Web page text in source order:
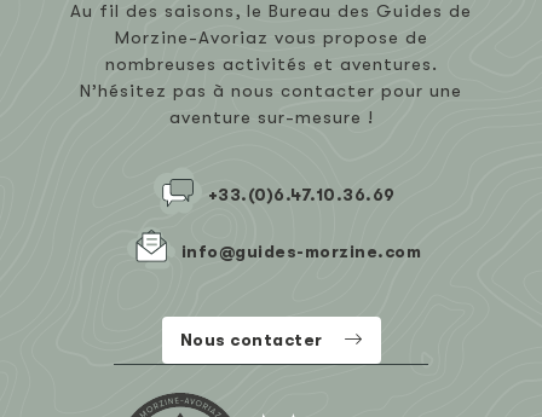
Au fil des saisons, le Bureau des Guides de
Morzine-Avoriaz vous propose de
nombreuses activités et aventures.
N’hésitez pas à nous contacter pour une
aventure sur-mesure !
+33.(0)6.47.10.36.69
info@guides-morzine.com
Nous contacter